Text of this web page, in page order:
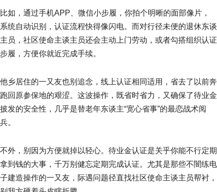
比如，通过手机APP、微信小步履，你拍个明晰的面部像片，
系统自动识别，认证流程快得像闪电。而对行径未便的退休东谈
主员，社区使命主谈主员还会主动上门劳动，或者勾搭组织认证
步履，方便你就近完成手续。
他乡居住的一又友也别追念，线上认证相同适用，省去了以前奔
跑回原参保地的艰涩。这波操作，既省时省力，又确保了待业金
披发的安全性，几乎是替老年东谈主“宽心省事”的最恋战术阅
兵。
不外，别因为方便就掉以轻心。待业金认证是关乎你能不行定期
拿到钱的大事，千万别健忘定期完成认证。尤其是那些不闇练电
子建造操作的一又友，际遇问题径直找社区使命主谈主员帮衬，